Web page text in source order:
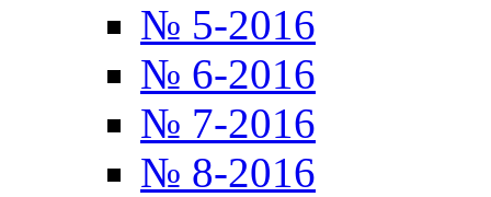
№ 5-2016
№ 6-2016
№ 7-2016
№ 8-2016